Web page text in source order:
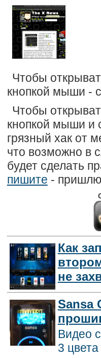
Чтобы
кнопкой мыши -
Чтобы
кнопкой мыши и
грязный хак от
что возможно в
будет сделать
пишите -
Как
не
Sansa
Видео
3